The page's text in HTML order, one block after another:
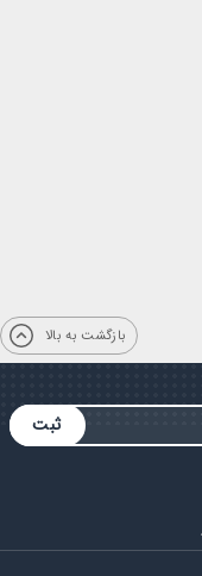
بازگشت به بالا
ثبت